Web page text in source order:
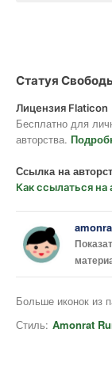
Статуя
Лицензия Flaticon
Бесплатно для
авторства.
Ссылка на
Как ссылаться на
Больше иконок из
Стиль: Amonrat